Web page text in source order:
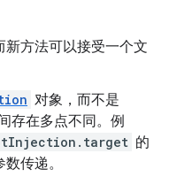
新方法可以接受一个文
对象，而不是
存在多点不同。例
的
传递。